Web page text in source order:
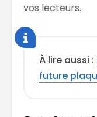
vos lecteurs.
À lire aussi :
future